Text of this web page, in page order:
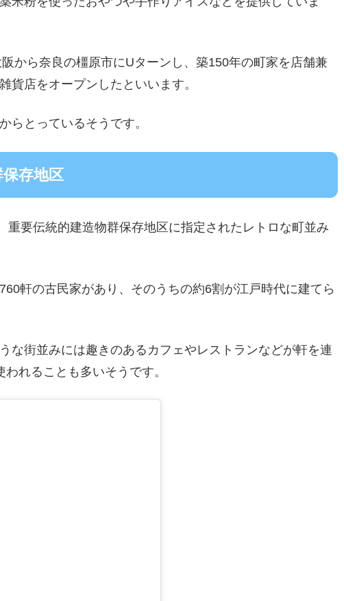
から奈良の橿原市にUターンし、築150年の町家を店舗兼
貨店をオープンしたといいます。
らとっているそうです。
存地区
重要伝統的建造物群保存地区に指定されたレトロな町並み
軒の古民家があり、そのうちの約6割が江戸時代に建てら
な街並みには趣きのあるカフェやレストランなどが軒を連
れることも多いそうです。